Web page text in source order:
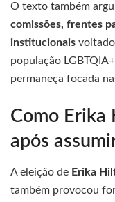
O texto também
comissões, frentes
institucionais
população
permaneça focada
Como Erika
após
A eleição de Erika
também provocou